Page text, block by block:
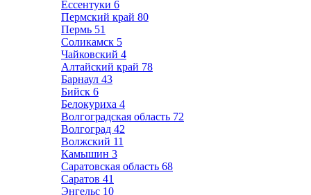
Ессентуки 6
Пермский край 80
Пермь 51
Соликамск 5
Чайковский 4
Алтайский край 78
Барнаул 43
Бийск 6
Белокуриха 4
Волгоградская область 72
Волгоград 42
Волжский 11
Камышин 3
Саратовская область 68
Саратов 41
Энгельс 10